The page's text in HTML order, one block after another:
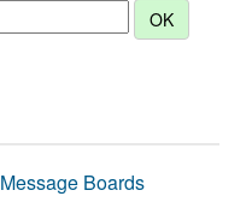
Message Boards